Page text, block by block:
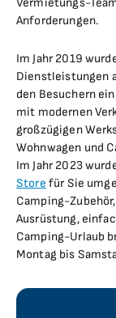
Anforderungen.
Im Jahr 2019
Dienstleistungen
den Besuchern
mit modernen
großzügigen
Wohnwagen und
Im Jahr 2023
Store für Sie
Camping-
Ausrüstung,
Camping-Urlaub
Montag bis